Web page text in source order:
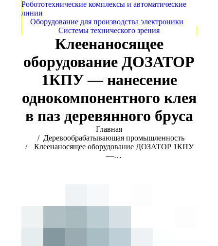
Робототехнические комплексы и автоматические
линии
Оборудование для производства электроники
Системы технического зрения
Клеенаносящее
оборудование ДОЗАТОР
1КПУ — нанесение
однокомпонентного клея
в паз деревянного бруса
Главная
Деревообрабатывающая промышленность
Клеенаносящее оборудование ДОЗАТОР 1КПУ
—…